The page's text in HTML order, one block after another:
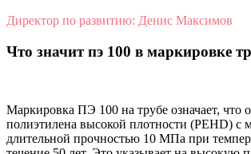
Директор по развитию: Денис Максимов
Что значит пэ 100 в маркировке
Маркировка ПЭ 100 на трубе означает, что
полиэтилена высокой плотности (PEHD) с
длительной прочностью 10 МПа при